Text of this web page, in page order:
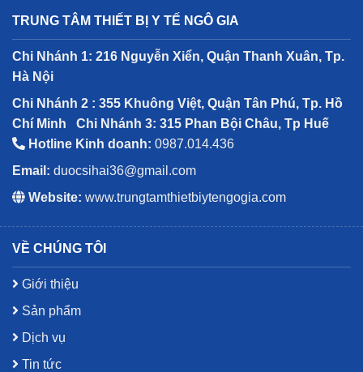
TRUNG TÂM THIẾT BỊ Y TẾ NGÔ GIA
Chi Nhánh 1: 216 Nguyễn Xiển, Quận Thanh Xuân, Tp.
Hà Nội
Chi Nhánh 2 : 355 Khuông Việt, Quận Tân Phú, Tp. Hồ
Chí Minh
Chi Nhánh 3: 315 Phan Bội Châu, Tp Huế
Hotline Kinh doanh: 0987.014.436
Email: duocsihai36@gmail.com
Website: www.trungtamthietbiytengogia.com
VỀ CHÚNG TÔI
Giới thiệu
Sản phẩm
Dịch vụ
Tin tức